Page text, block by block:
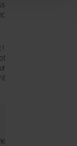
une parfaite
votre habitat.
des
spécialiste à
pour vous une
de manière
question sur nos